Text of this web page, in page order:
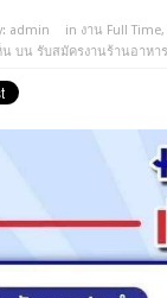
admin in งาน Full Time,
น บน รับสมัครงานร้านอาหา